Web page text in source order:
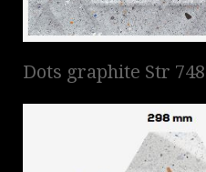
Dots graphite Str